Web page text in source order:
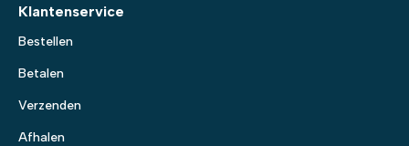
Klantenservice
Bestellen
Betalen
Verzenden
Afhalen